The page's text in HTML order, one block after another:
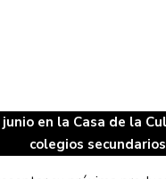
en la Casa de la
colegios